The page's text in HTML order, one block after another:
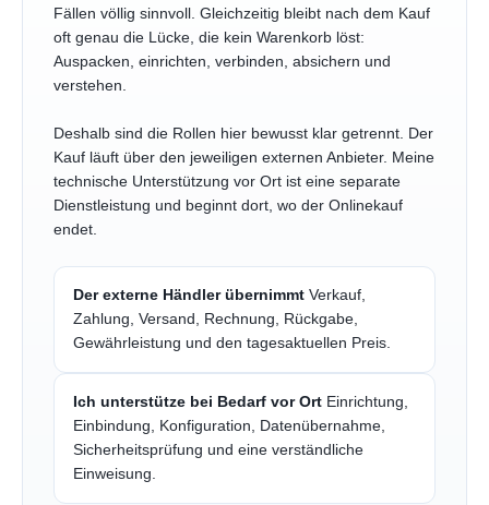
Fällen völlig sinnvoll. Gleichzeitig bleibt nach dem Kauf
oft genau die Lücke, die kein Warenkorb löst:
Auspacken, einrichten, verbinden, absichern und
verstehen.
Deshalb sind die Rollen hier bewusst klar getrennt. Der
Kauf läuft über den jeweiligen externen Anbieter. Meine
technische Unterstützung vor Ort ist eine separate
Dienstleistung und beginnt dort, wo der Onlinekauf
endet.
Der externe Händler übernimmt Verkauf,
Zahlung, Versand, Rechnung, Rückgabe,
Gewährleistung und den tagesaktuellen Preis.
Ich unterstütze bei Bedarf vor Ort Einrichtung,
Einbindung, Konfiguration, Datenübernahme,
Sicherheitsprüfung und eine verständliche
Einweisung.